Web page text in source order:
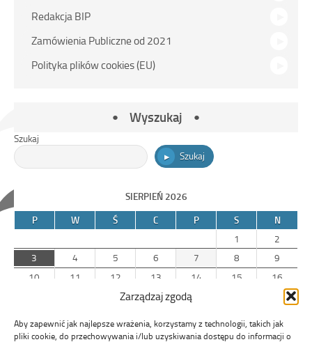
Zarządzaj zgodą
Aby zapewnić jak najlepsze wrażenia, korzystamy z technologii, takich jak
pliki cookie, do przechowywania i/lub uzyskiwania dostępu do informacji o
Redakcja BIP
Zamówienia Publiczne od 2021
Polityka plików cookies (EU)
Wyszukaj
Szukaj
Szukaj
SIERPIEŃ 2026
P
W Ś C P S
N
1
2
3
4 5 6 7 8
9
10
11 12 13 14 15
16
19 20 21
31